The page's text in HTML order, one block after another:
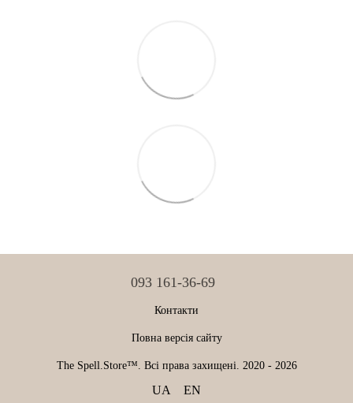
093 161-36-69
Контакти
Повна версія сайту
The Spell.Store™. Всі права захищені. 2020 - 2026
UA EN